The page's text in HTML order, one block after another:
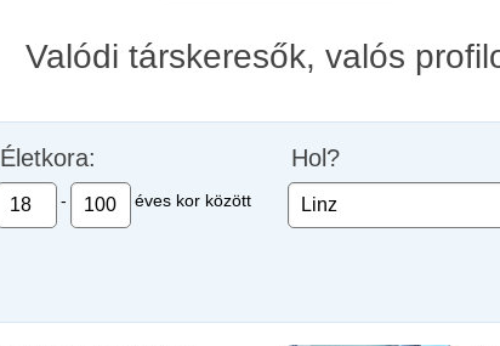
Valódi társkeresők, valós
Életkora:
- éves kor között
Hol?